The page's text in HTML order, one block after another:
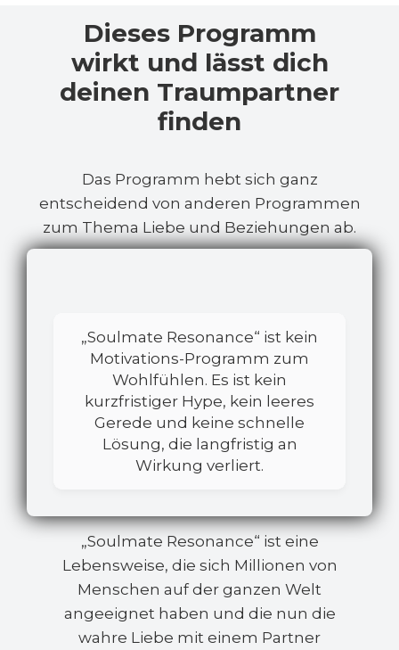
Dieses Programm
wirkt und lässt dich
deinen Traumpartner
finden
„Soulmate Resonance“ ist kein
Motivations-Programm zum
Wohlfühlen. Es ist kein
kurzfristiger Hype, kein leeres
Gerede und keine schnelle
Lösung, die langfristig an
Wirkung verliert.
Das Programm hebt sich ganz
entscheidend von anderen Programmen
zum Thema Liebe und Beziehungen ab.
„Soulmate Resonance“ ist eine
Lebensweise, die sich Millionen von
Menschen auf der ganzen Welt
angeeignet haben und die nun die
wahre Liebe mit einem Partner